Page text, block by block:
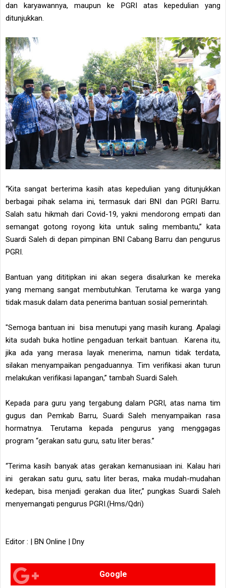
dan karyawannya, maupun ke PGRI atas kepedulian yang
ditunjukkan.
“Kita sangat berterima kasih atas kepedulian yang ditunjukkan
berbagai pihak selama ini, termasuk dari BNI dan PGRI Barru.
Salah satu hikmah dari Covid-19, yakni mendorong empati dan
semangat gotong royong kita untuk saling membantu,” kata
Suardi Saleh di depan pimpinan BNI Cabang Barru dan pengurus
PGRI.
Bantuan yang dititipkan ini akan segera disalurkan ke mereka
yang memang sangat membutuhkan. Terutama ke warga yang
tidak masuk dalam data penerima bantuan sosial pemerintah.
"Semoga bantuan ini bisa menutupi yang masih kurang. Apalagi
kita sudah buka hotline pengaduan terkait bantuan. Karena itu,
jika ada yang merasa layak menerima, namun tidak terdata,
silakan menyampaikan pengaduannya. Tim verifikasi akan turun
melakukan verifikasi lapangan,” tambah Suardi Saleh.
Kepada para guru yang tergabung dalam PGRI, atas nama tim
gugus dan Pemkab Barru, Suardi Saleh menyampaikan rasa
hormatnya. Terutama kepada pengurus yang menggagas
program “gerakan satu guru, satu liter beras.”
“Terima kasih banyak atas gerakan kemanusiaan ini. Kalau hari
ini gerakan satu guru, satu liter beras, maka mudah-mudahan
kedepan, bisa menjadi gerakan dua liter,” pungkas Suardi Saleh
menyemangati pengurus PGRI.(Hms/Qdri)
Editor : | BN Online | Dny
Google